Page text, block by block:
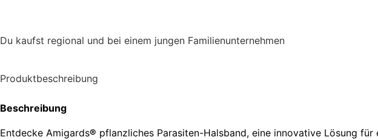
Du kaufst regional und bei einem jungen Familienunternehmen
Produktbeschreibung
Beschreibung
Entdecke Amigards® pflanzliches Parasiten-Halsband, eine innovative Lösung